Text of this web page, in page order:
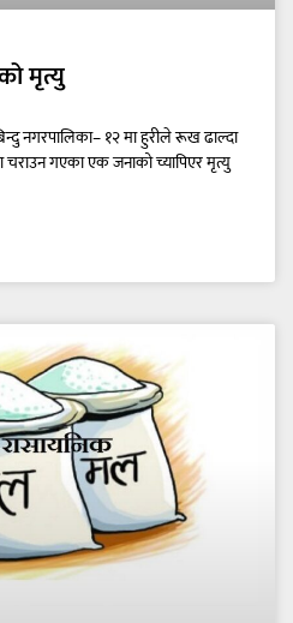
मृत्यु
नगरपालिका– १२ मा हुरीले रूख ढाल्दा
चराउन गएका एक जनाको च्यापिएर मृत्यु